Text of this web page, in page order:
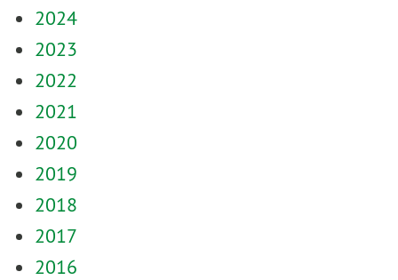
2024
2023
2022
2021
2020
2019
2018
2017
2016